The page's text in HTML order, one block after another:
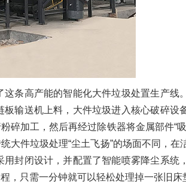
条高产能的智能化大件垃圾处置生产线
输送机上料，大件垃圾进入核心破碎设
碎加工，然后再经过除铁器将金属部件“
大件垃圾处理“尘土飞扬”的场面不同，在
封闭设计，并配置了智能喷雾降尘系统
，只需一分钟就可以轻松处理掉一张旧床